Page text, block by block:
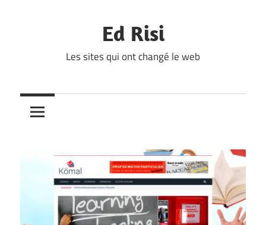
Ed Risi
Les sites qui ont changé le web